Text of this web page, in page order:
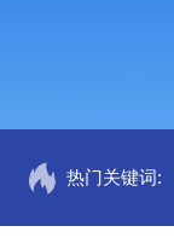
热门关键词: